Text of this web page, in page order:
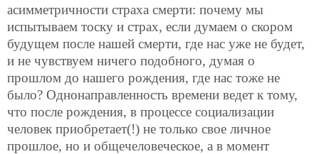
асимметричности страха смерти: почему мы
испытываем тоску и страх, если думаем о скором
будущем после нашей смерти, где нас уже не будет,
и не чувствуем ничего подобного, думая о
прошлом до нашего рождения, где нас тоже не
было? Однонаправленность времени ведет к тому,
что после рождения, в процессе социализации
человек приобретает(!) не только свое личное
прошлое, но и общечеловеческое, а в момент